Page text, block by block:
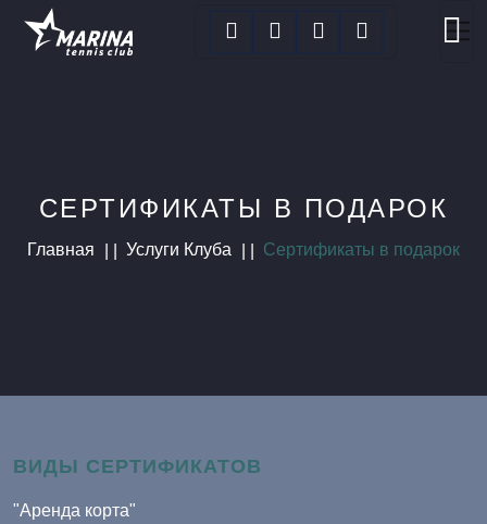
СЕРТИФИКАТЫ В ПОДАРОК
Главная Услуги Клуба Сертификаты в подарок
ВИДЫ СЕРТИФИКАТОВ
"Аренда корта"